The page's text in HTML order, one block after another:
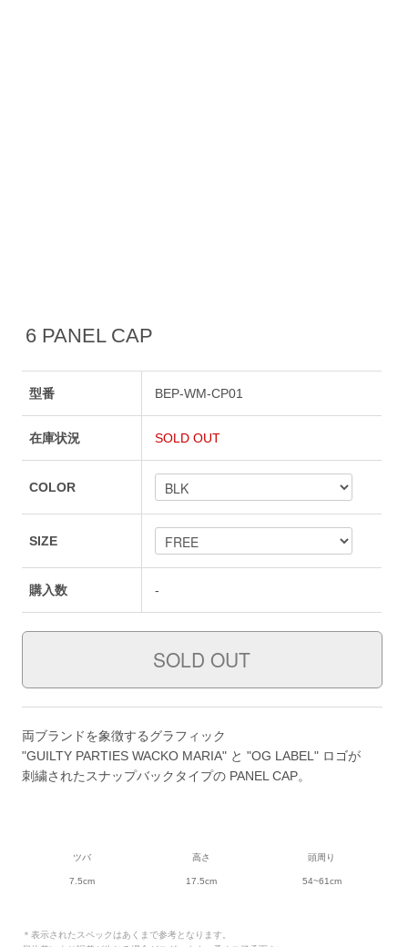
6 PANEL CAP
型番 BEP-WM-CP01
在庫状況 SOLD OUT
COLOR
SIZE
購入数 -
両ブランドを象徴するグラフィック
"GUILTY PARTIES WACKO MARIA" と "OG LABEL" ロゴが
刺繍されたスナップバックタイプの PANEL CAP。
ツバ 高さ 頭周り
7.5cm 17.5cm 54~61cm
＊表示されたスペックはあくまで参考となります。